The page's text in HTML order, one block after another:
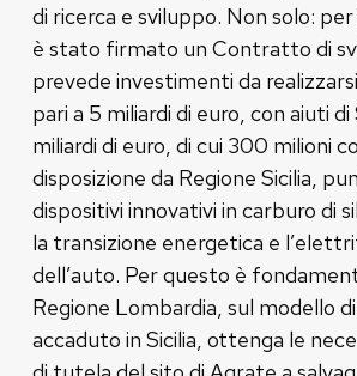
di ricerca e sviluppo. Non solo:
è stato firmato un Contratto di
prevede investimenti da
pari a 5 miliardi di euro, con aiuti
miliardi di euro, di cui 300 milioni
disposizione da Regione Sicilia,
dispositivi innovativi in carburo di
la transizione energetica e
dell’auto. Per questo è
Regione Lombardia, sul modello
accaduto in Sicilia, ottenga le